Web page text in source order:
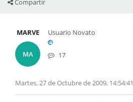
Compartir
MARVE
MA
Usuario Novato
17
Martes, 27 de Octubre de 2009, 14:54:41